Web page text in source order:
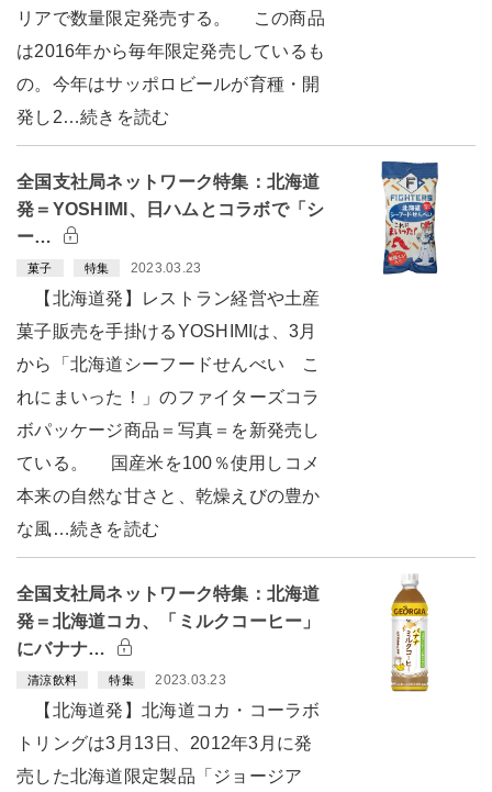
リアで数量限定発売する。 この商品
は2016年から毎年限定発売しているも
の。今年はサッポロビールが育種・開
発し2…続きを読む
全国支社局ネットワーク特集：北海道
発＝YOSHIMI、日ハムとコラボで「シ
ー…
菓子 特集 2023.03.23
【北海道発】レストラン経営や土産
菓子販売を手掛けるYOSHIMIは、3月
から「北海道シーフードせんべい こ
れにまいった！」のファイターズコラ
ボパッケージ商品＝写真＝を新発売し
ている。 国産米を100％使用しコメ
本来の自然な甘さと、乾燥えびの豊か
な風…続きを読む
全国支社局ネットワーク特集：北海道
発＝北海道コカ、「ミルクコーヒー」
にバナナ…
清涼飲料 特集 2023.03.23
【北海道発】北海道コカ・コーラボ
トリングは3月13日、2012年3月に発
売した北海道限定製品「ジョージア